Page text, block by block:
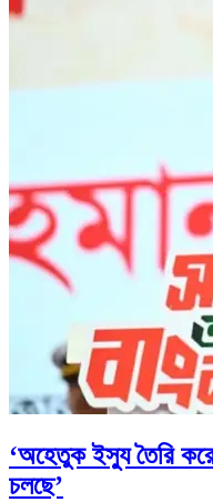
‘অহেতুক ইস্যু তৈরি করে
চলছে’